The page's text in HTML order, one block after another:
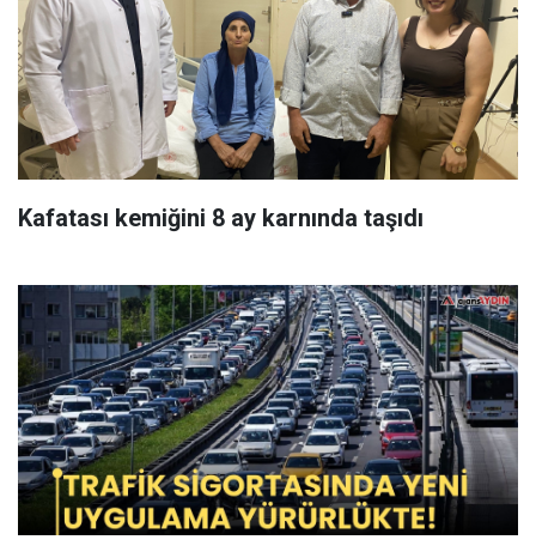
Kafatası kemiğini 8 ay karnında taşıdı